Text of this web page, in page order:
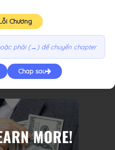
Chương
phải (→) để chuyển chapter
Chap sau